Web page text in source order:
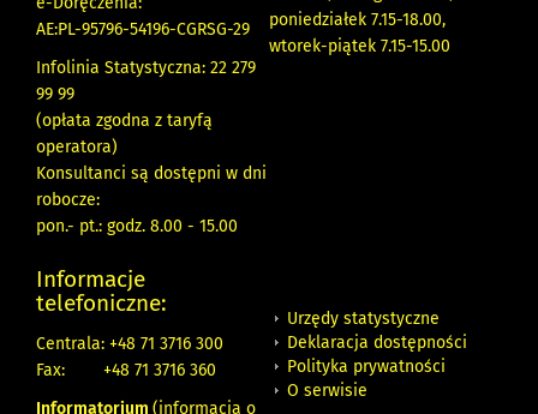
AE:PL-95796-54196-CGRSG-29
Infolinia Statystyczna: 22 279
99 99
(opłata zgodna z taryfą
operatora)
Konsultanci są dostępni w dni
robocze:
pon.- pt.: godz. 8.00 - 15.00
poniedziałek 7.15-18.00,
wtorek-piątek 7.15-15.00
Informacje
telefoniczne:
Centrala: +48 71 3716 300
Fax:
+48 71 3716 360
Informatorium (informacja o
Urzędy statystyczne
Deklaracja dostępności
Polityka prywatności
O serwisie